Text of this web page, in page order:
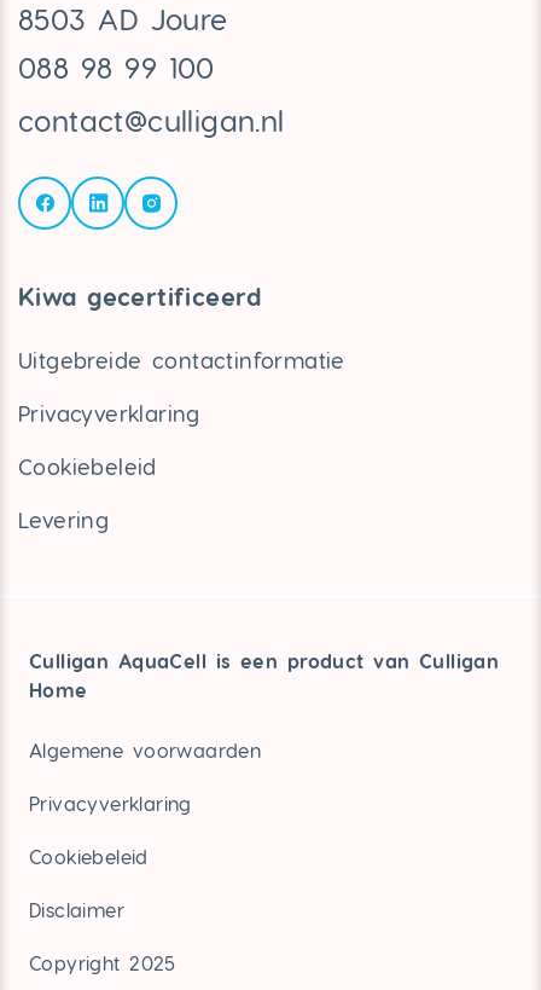
8503 AD Joure
088 98 99 100
contact@culligan.nl
Kiwa gecertificeerd
Uitgebreide contactinformatie
Privacyverklaring
Cookiebeleid
Levering
Culligan AquaCell is een product van Culligan
Home
Algemene voorwaarden
Privacyverklaring
Cookiebeleid
Disclaimer
Copyright 2025